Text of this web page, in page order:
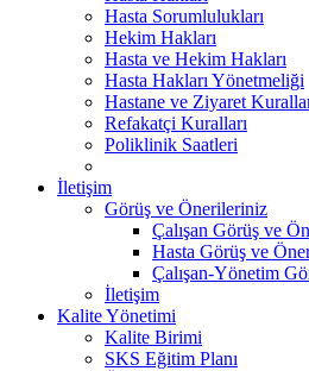
Hasta Sorumlulukları
Hekim Hakları
Hasta ve Hekim Hakları
Hasta Hakları Yönetmeliği
Hastane ve Ziyaret
Refakatçi Kuralları
Poliklinik Saatleri
İletişim
Görüş ve Önerileriniz
Çalışan Görüş ve
Hasta Görüş ve
Çalışan-Yönetim
İletişim
Kalite Yönetimi
Kalite Birimi
SKS Eğitim Planı